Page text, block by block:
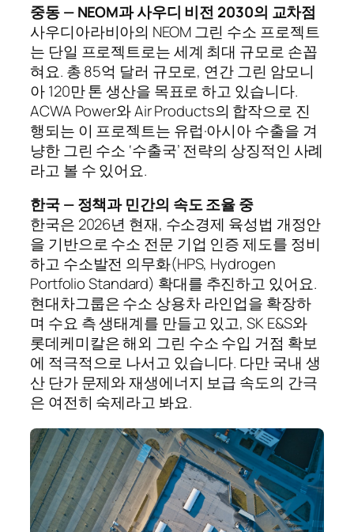
중동 — NEOM과 사우디 비전 2030의 교차점
사우디아라비아의 NEOM 그린 수소 프로젝트
는 단일 프로젝트로는 세계 최대 규모로 손꼽
혀요. 총 85억 달러 규모로, 연간 그린 암모니
아 120만 톤 생산을 목표로 하고 있습니다.
ACWA Power와 Air Products의 합작으로 진
행되는 이 프로젝트는 유럽·아시아 수출을 겨
냥한 그린 수소 ‘수출국’ 전략의 상징적인 사례
라고 볼 수 있어요.
한국 — 정책과 민간의 속도 조율 중
한국은 2026년 현재, 수소경제 육성법 개정안
을 기반으로 수소 전문 기업 인증 제도를 정비
하고 수소발전 의무화(HPS, Hydrogen
Portfolio Standard) 확대를 추진하고 있어요.
현대차그룹은 수소 상용차 라인업을 확장하
며 수요 측 생태계를 만들고 있고, SK E&S와
롯데케미칼은 해외 그린 수소 수입 거점 확보
에 적극적으로 나서고 있습니다. 다만 국내 생
산 단가 문제와 재생에너지 보급 속도의 간극
은 여전히 숙제라고 봐요.